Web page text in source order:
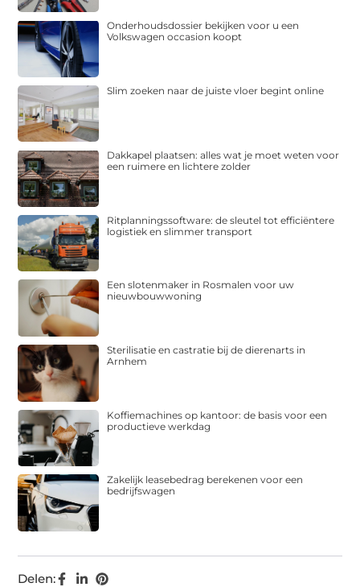
Delen:
Onderhoudsdossier bekijken voor u een
Volkswagen occasion koopt
Slim zoeken naar de juiste vloer begint online
Dakkapel plaatsen: alles wat je moet weten voor
een ruimere en lichtere zolder
Ritplanningssoftware: de sleutel tot efficiëntere
logistiek en slimmer transport
Een slotenmaker in Rosmalen voor uw
nieuwbouwwoning
Sterilisatie en castratie bij de dierenarts in
Arnhem
Koffiemachines op kantoor: de basis voor een
productieve werkdag
Zakelijk leasebedrag berekenen voor een
bedrijfswagen